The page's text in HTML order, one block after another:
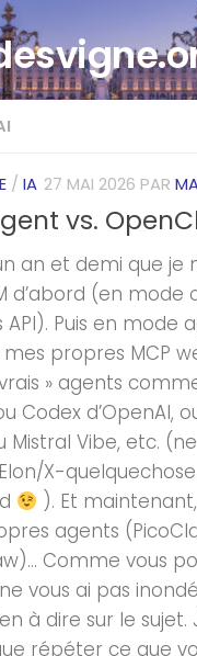
/ IA 27 MAI 2026 PAR
vs.
an et demi que je
d’abord (en
Puis en mode
propres MCP
» agents
Codex d’OpenAI,
Mistral Vibe, etc.
X-
). Et
agents
Comme vous
vous ai pas inondé
à dire sur le sujet.
répéter ce que